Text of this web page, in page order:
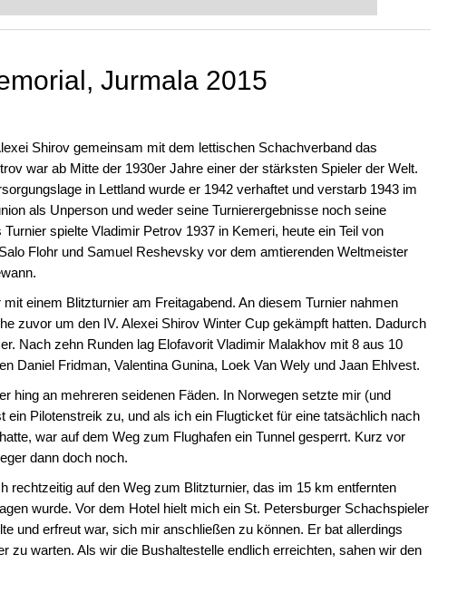
Jurmala 2015
Shirov gemeinsam mit dem lettischen Schachverband das
war ab Mitte der 1930er Jahre einer der stärksten Spieler der Welt.
in Lettland wurde er 1942 verhaftet und verstarb 1943 im
als Unperson und weder seine Turnierergebnisse noch seine
spielte Vladimir Petrov 1937 in Kemeri, heute ein Teil von
Flohr und Samuel Reshevsky vor dem amtierenden Weltmeister
einem Blitzturnier am Freitagabend. An diesem Turnier nahmen
zuvor um den IV. Alexei Shirov Winter Cup gekämpft hatten. Dadurch
Nach zehn Runden lag Elofavorit Vladimir Malakhov mit 8 aus 10
Daniel Fridman, Valentina Gunina, Loek Van Wely und Jaan Ehlvest.
hing an mehreren seidenen Fäden. In Norwegen setzte mir (und
ein Pilotenstreik zu, und als ich ein Flugticket für eine tatsächlich nach
war auf dem Weg zum Flughafen ein Tunnel gesperrt. Kurz vor
dann doch noch.
rechtzeitig auf den Weg zum Blitzturnier, das im 15 km entfernten
wurde. Vor dem Hotel hielt mich ein St. Petersburger Schachspieler
und erfreut war, sich mir anschließen zu können. Er bat allerdings
zu warten. Als wir die Bushaltestelle endlich erreichten, sahen wir den